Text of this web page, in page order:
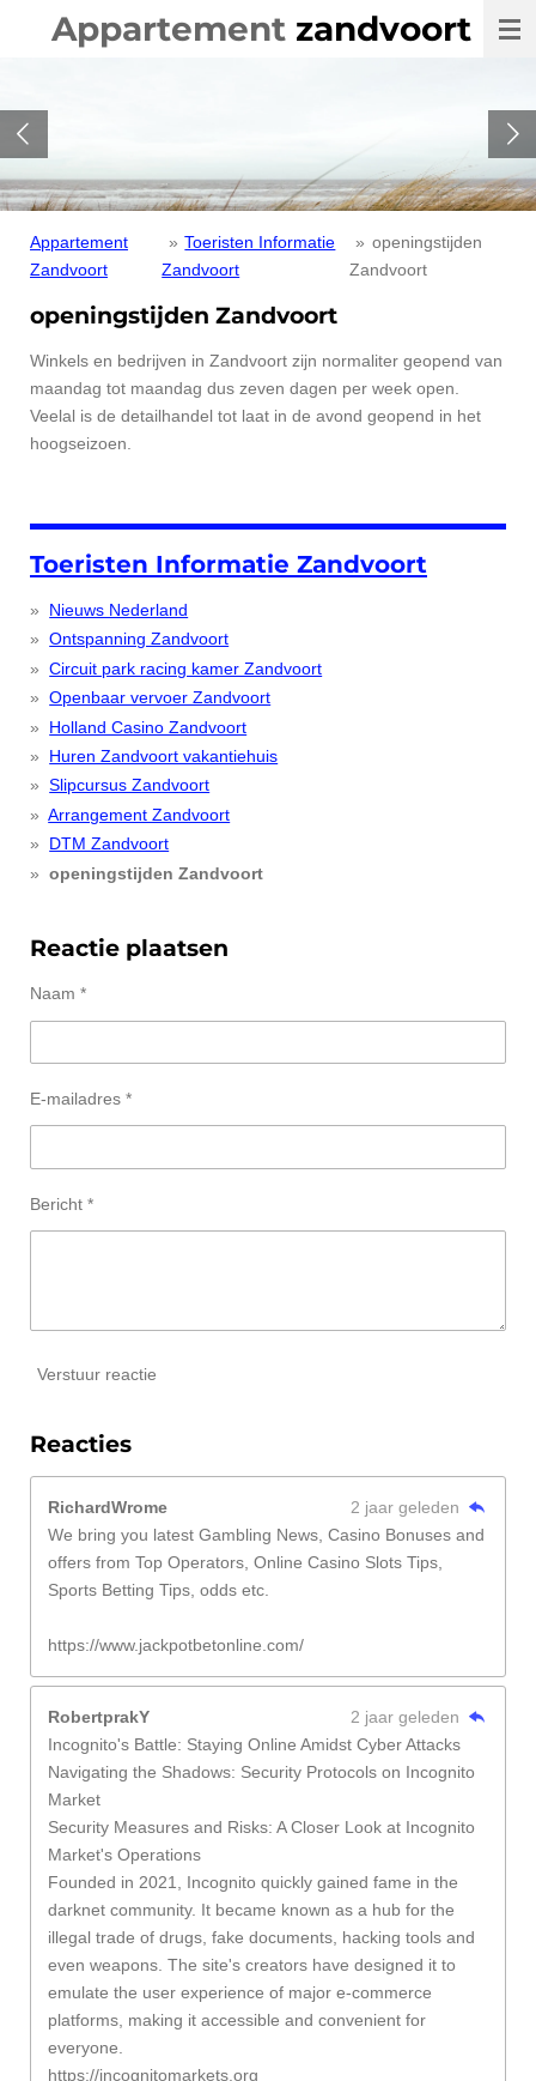
de
hoofdinhoud
Appartement zandvoort
Appartement
Zandvoort
» Toeristen Informatie
Zandvoort
» openingstijden
Zandvoort
openingstijden Zandvoort
Winkels en bedrijven in Zandvoort zijn normaliter geopend van
maandag tot maandag dus zeven dagen per week open.
Veelal is de detailhandel tot laat in de avond geopend in het
hoogseizoen.
Toeristen Informatie Zandvoort
Nieuws Nederland
Ontspanning Zandvoort
Circuit park racing kamer Zandvoort
Openbaar vervoer Zandvoort
Holland Casino Zandvoort
Huren Zandvoort vakantiehuis
Slipcursus Zandvoort
Arrangement Zandvoort
DTM Zandvoort
openingstijden Zandvoort
Reactie plaatsen
Naam *
E-mailadres *
Bericht *
Verstuur reactie
Reacties
RichardWrome
2 jaar geleden
We bring you latest Gambling News, Casino Bonuses and
offers from Top Operators, Online Casino Slots Tips,
Sports Betting Tips, odds etc.
https://www.jackpotbetonline.com/
RobertprakY
2 jaar geleden
Incognito's Battle: Staying Online Amidst Cyber Attacks
Navigating the Shadows: Security Protocols on Incognito
Market
Security Measures and Risks: A Closer Look at Incognito
Market's Operations
Founded in 2021, Incognito quickly gained fame in the
darknet community. It became known as a hub for the
illegal trade of drugs, fake documents, hacking tools and
even weapons. The site's creators have designed it to
emulate the user experience of major e-commerce
platforms, making it accessible and convenient for
everyone.
https://incognitomarkets.org